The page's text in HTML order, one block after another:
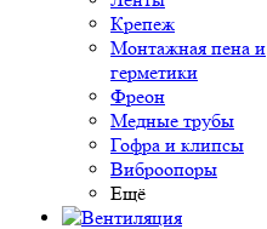
Крепеж
Монтажная пена и
герметики
Фреон
Медные трубы
Гофра и клипсы
Виброопоры
Ещё